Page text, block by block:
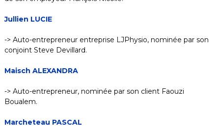
Jullien LUCIE
-> Auto-entrepreneur entreprise LJPhysio, nominée par son
conjoint Steve Devillard.
Maisch ALEXANDRA
-> Auto-entrepreneur, nominée par son client Faouzi
Boualem.
Marcheteau PASCAL